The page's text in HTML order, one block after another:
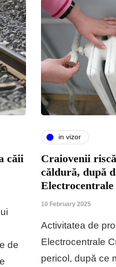
căii
de
in vizor
Craiovenii
căldură, după
10 February 2025
Activitatea de
Electrocentrale
pericol, după ce